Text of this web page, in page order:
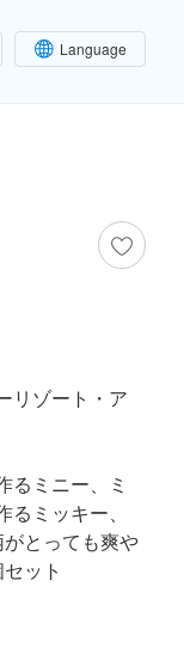
Language
リゾート・ア
るミニー、ミ
ミッキー、
とっても爽や
ット